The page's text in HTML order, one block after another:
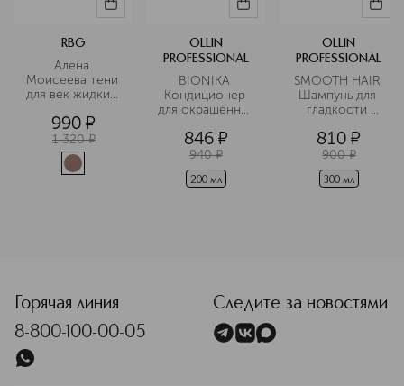
RBG
Алена
Моисеева тени
для век жидкие
990 ¤
1 320 ¤
OLLIN
PROFESSIONAL
BIONIKA
Кондиционер
для окрашенных
цвета
846 ¤
940 ¤
200 мл
OLLIN
PROFESSIONAL
SMOOTH HAIR
Шампунь для
гладкости
810 ¤
900 ¤
300 мл
Горячая линия
8-800-100-00-05
Следите за новостями